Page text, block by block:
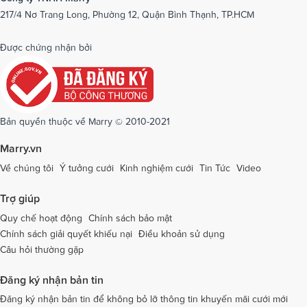
Dịch vụ cưới tại Phú Yên Dịch vụ cưới tại Phú Thọ
Dịch vụ cưới tại Quảng Ngãi
Dịch vụ cưới tại Quảng Ninh
Dịch vụ cưới tại Sóc Trăng Dịch vụ cưới tại Sơn La
Dịch vụ cưới tại Thái Bình Dịch vụ cưới tại Thanh Hóa
Dịch vụ cưới tại Thừa Thiên - Huế
Dịch vụ cưới tại An Giang Dịch vụ cưới tại Trà Vinh
Dịch vụ cưới tại Tuyên Quang
Dịch vụ cưới tại Bà Rịa - Vũng TàuDịch vụ cưới tại Bắc Giang
217/4 Nơ Trang Long, Phường 12, Quận Bình Thạnh, TP.HCM
Được chứng nhận bởi
Bản quyền thuộc về Marry © 2010-2021
Marry.vn
Về chúng tôi Ý tưởng cưới Kinh nghiệm cưới Tin Tức Video
Trợ giúp
Quy chế hoạt động
Chính sách bảo mật
Chính sách giải quyết khiếu nại Điều khoản sử dụng
Câu hỏi thường gặp
Đăng ký nhận bản tin
Đăng ký nhận bản tin để không bỏ lỡ thông tin khuyến mãi cưới mới